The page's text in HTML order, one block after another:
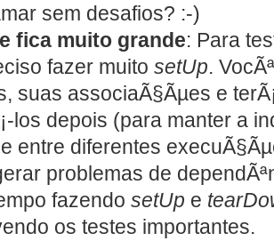
sem desafios? :-)
fica muito grande: Para
fazer muito setUp.
suas associaÃ§Ãµes e
los depois (para manter a
entre diferentes
problemas de
fazendo setUp e
os testes importantes.